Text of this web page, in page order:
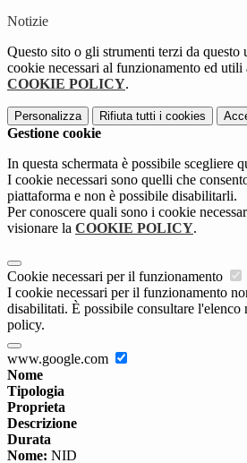
Notizie
Questo sito o gli strumenti terzi da
cookie necessari al funzionamento ed
COOKIE POLICY.
Personalizza Rifiuta tutti i cookies
Gestione cookie
In questa schermata è possibile scegliere
I cookie necessari sono quelli che
piattaforma e non è possibile disabilitarli.
Per conoscere quali sono i cookie
visionare la COOKIE POLICY.
Cookie necessari per il funzionamento
I cookie necessari per il funzionamento
disabilitati. È possibile consultare l'elenco
policy.
www.google.com
Nome
Tipologia
Proprieta
Descrizione
Durata
Nome: NID